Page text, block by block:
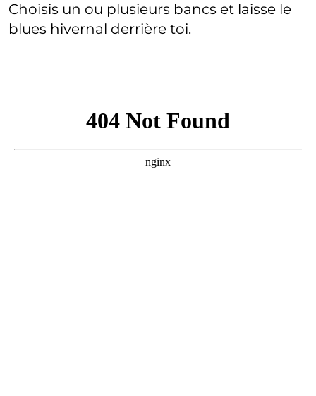
Choisis un ou plusieurs bancs et laisse le
blues hivernal derrière toi.